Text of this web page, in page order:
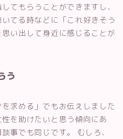
てもらうことができますし、
てる時などに「これ好きそう
い出して身近に感じることが
う
求める」でもお伝えしました
を助けたいと思う傾向にあ
事でも同じです。 むしろ、